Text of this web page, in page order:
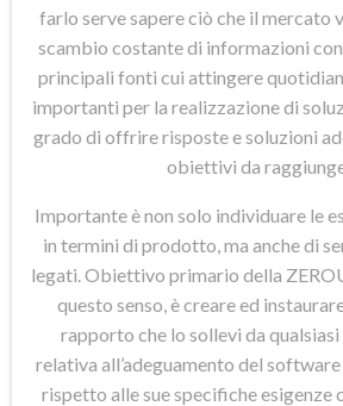
farlo serve sapere ciò che il mercato
scambio costante di informazioni
principali fonti cui attingere
importanti per la realizzazione di
grado di offrire risposte e soluzioni
obiettivi da
Importante è non solo individuare le
in termini di prodotto, ma anche di
legati. Obiettivo primario della
questo senso, è creare ed
rapporto che lo sollevi da
relativa all’adeguamento del software
rispetto alle sue specifiche esigenze